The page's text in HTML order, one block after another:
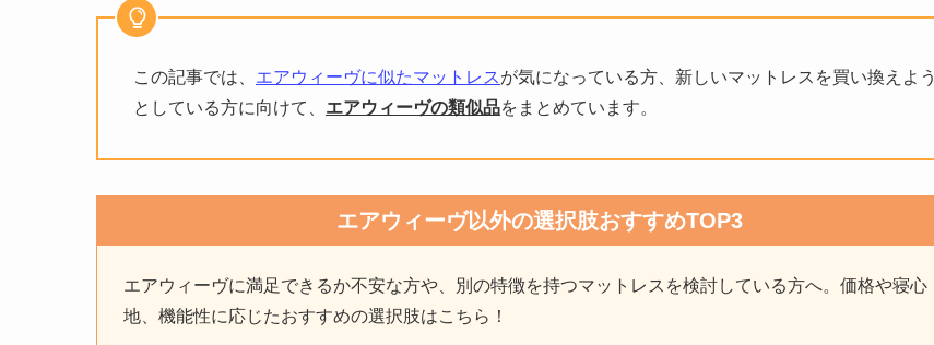
この記事では、 エアウィーヴに似たマットレスが気になっている方、新しいマットレスを買い換えよう
としている方に向けて、 エアウィーヴの類似品をまとめています。
エアウィーヴ以外の選択肢おすすめTOP3
エアウィーヴに満足できるか不安な方や、別の特徴を持つマットレスを検討している方へ。価格や寝心
地、機能性に応じたおすすめの選択肢はこちら！